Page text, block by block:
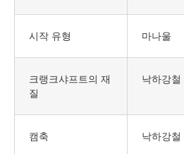
시작 유형 마나울
크랭크샤프트의 재
질
낙하강철
캠축 낙하강철